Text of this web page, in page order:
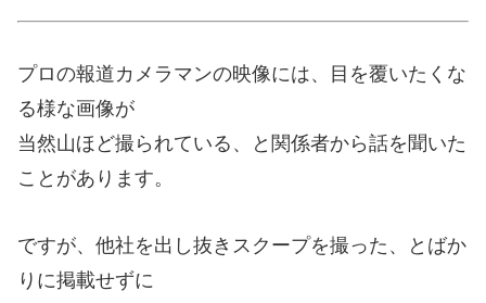
プロの報道カメラマンの映像には、目を覆いたくな
る様な画像が
当然山ほど撮られている、と関係者から話を聞いた
ことがあります。
ですが、他社を出し抜きスクープを撮った、とばか
りに掲載せずに